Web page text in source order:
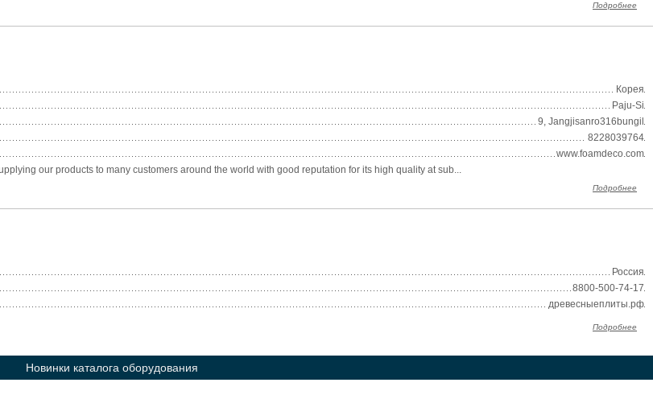
Подробнее
Корея
Paju-Si
9, Jangjisanro316bungil
8228039764
www.foamdeco.com
our products to many customers around the world with good reputation for its high quality at sub...
Подробнее
Россия
8800-500-74-17
древесныеплиты.рф
Подробнее
Новинки каталога оборудования